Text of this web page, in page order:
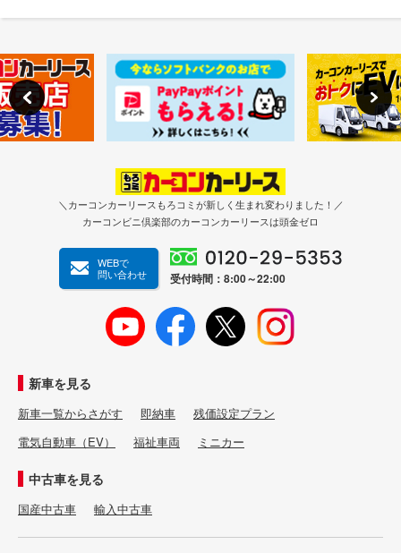
＼カーコンカーリースもろコミが新しく生まれ変わりました！／
カーコンビニ倶楽部のカーコンカーリースは頭金ゼロ
WEBで
問い合わせ
受付時間：8:00～22:00
新車を見る
新車一覧からさがす 即納車
残価設定プラン
電気自動車（EV）
福祉車両 ミニカー
中古車を見る
国産中古車 輸入中古車